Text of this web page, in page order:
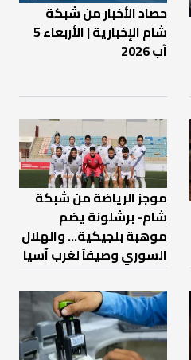
حصاد الأخبار من شبكة
شام الإخبارية | الأربعاء 5
آب 2026
موجز الرياضة من شبكة
شام- برشلونة يضم
موهبة بلجيكية... والهلال
السوري وصيفاً لغرب آسيا